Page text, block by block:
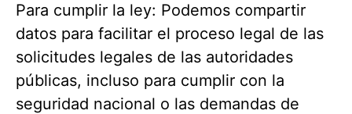
Para cumplir la ley: Podemos compartir
datos para facilitar el proceso legal de las
solicitudes legales de las autoridades
públicas, incluso para cumplir con la
seguridad nacional o las demandas de